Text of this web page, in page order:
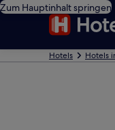
Zum Hauptinhalt springen
Hotels Hotels